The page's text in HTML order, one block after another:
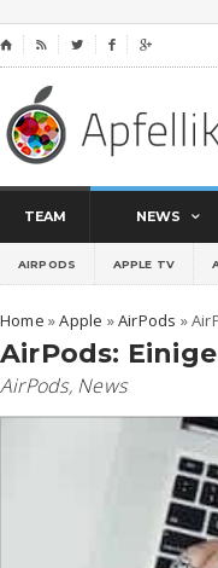
⌂    
TEAM NEWS
AIRPODS APPLE TV
Home »Apple »AirPods »
AirPods:
AirPods, News